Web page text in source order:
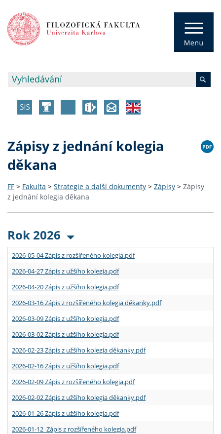
Zápisy z jednání kolegia
děkana
FF > Fakulta > Strategie a další dokumenty > Zápisy > Zápisy
z jednání kolegia děkana
Rok 2026
2026-05-04 Zápis z rozšířeného kolegia.pdf
2026-04-27 Zápis z užšího kolegia.pdf
2026-04-20 Zápis z užšího kolegia.pdf
2026-03-16 Zápis z rozšířeného kolegia děkanky.pdf
2026-03-09 Zápis z užšího kolegia.pdf
2026-03-02 Zápis z užšího kolegia.pdf
2026-02-23 Zápis z užšího kolegia děkanky.pdf
2026-02-16 Zápis z užšího kolegia.pdf
2026-02-09 Zápis z rozšířeného kolegia.pdf
2026-02-02 Zápis z užšího kolegia děkanky.pdf
2026-01-26 Zápis z užšího kolegia.pdf
2026-01-12 Zápis z rozšířeného kolegia.pdf